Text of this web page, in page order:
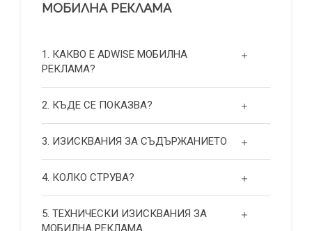
МОБИЛНА РЕКЛАМА
1. КАКВО Е ADWISE МОБИЛНА
РЕКЛАМА?
2. КЪДЕ СЕ ПОКАЗВА?
3. ИЗИСКВАНИЯ ЗА СЪДЪРЖАНИЕТО
4. КОЛКО СТРУВА?
5. ТЕХНИЧЕСКИ ИЗИСКВАНИЯ ЗА
МОБИЛНА РЕКЛАМА